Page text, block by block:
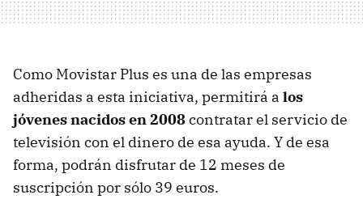
Como Movistar Plus es una de las empresas
adheridas a esta iniciativa, permitirá a los
jóvenes nacidos en 2008contratar el servicio de
televisión con el dinero de esa ayuda. Y de esa
forma, podrán disfrutar de 12 meses de
suscripción por sólo 39 euros.